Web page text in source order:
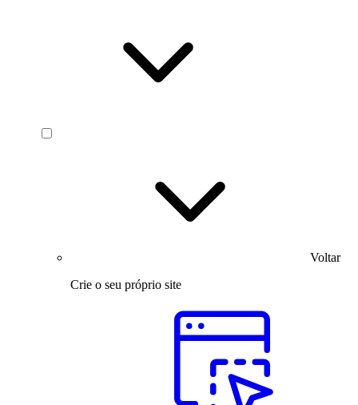
Voltar
Crie o seu próprio site